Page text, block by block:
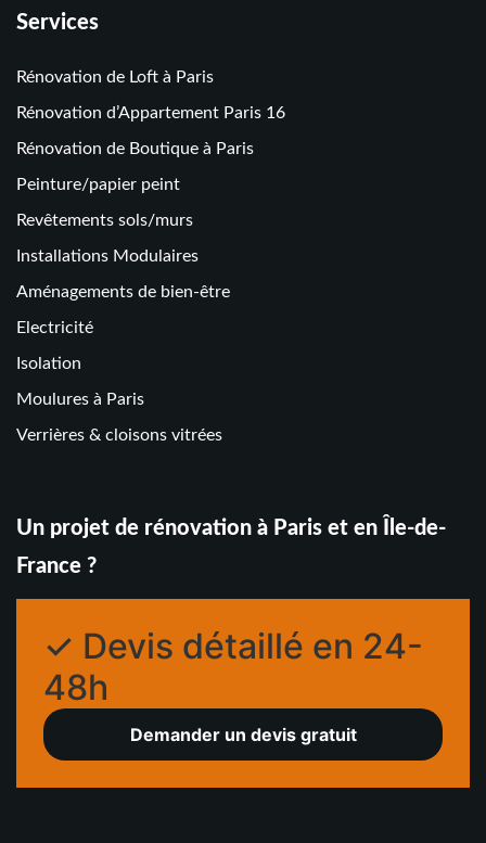
Services
Rénovation de Loft à Paris
Rénovation d’Appartement Paris 16
Rénovation de Boutique à Paris
Peinture/papier peint
Revêtements sols/murs
Installations Modulaires
Aménagements de bien-être
Electricité
Isolation
Moulures à Paris
Verrières & cloisons vitrées
Un projet de rénovation à Paris et en Île-de-
France ?
✓ Devis détaillé en 24-
48h
Demander un devis gratuit